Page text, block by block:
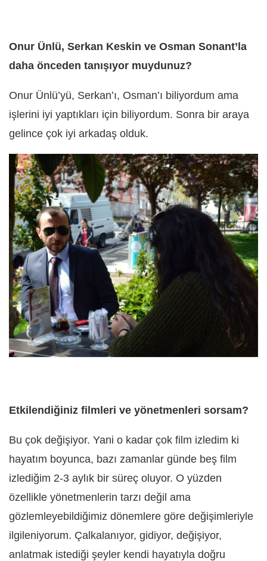
Onur Ünlü, Serkan Keskin ve Osman Sonant’la
daha önceden tanışıyor muydunuz?
Onur Ünlü’yü, Serkan’ı, Osman’ı biliyordum ama
işlerini iyi yaptıkları için biliyordum. Sonra bir araya
gelince çok iyi arkadaş olduk.
Etkilendiğiniz filmleri ve yönetmenleri sorsam?
Bu çok değişiyor. Yani o kadar çok film izledim ki
hayatım boyunca, bazı zamanlar günde beş film
izlediğim 2-3 aylık bir süreç oluyor. O yüzden
özellikle yönetmenlerin tarzı değil ama
gözlemleyebildiğimiz dönemlere göre değişimleriyle
ilgileniyorum. Çalkalanıyor, gidiyor, değişiyor,
anlatmak istediği şeyler kendi hayatıyla doğru